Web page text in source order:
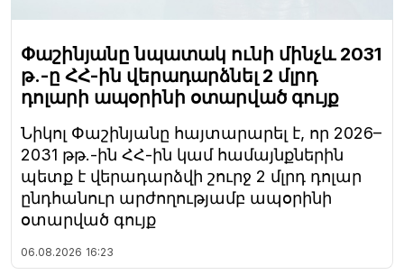
Փաշինյանը նպատակ ունի մինչև 2031
թ.-ը ՀՀ-ին վերադարձնել 2 մլրդ
դոլարի ապօրինի օտարված գույք
Նիկոլ Փաշինյանը հայտարարել է, որ 2026–
2031 թթ.-ին ՀՀ-ին կամ համայնքներին
պետք է վերադարձվի շուրջ 2 մլրդ դոլար
ընդհանուր արժողությամբ ապօրինի
օտարված գույք
06.08.2026 16:23